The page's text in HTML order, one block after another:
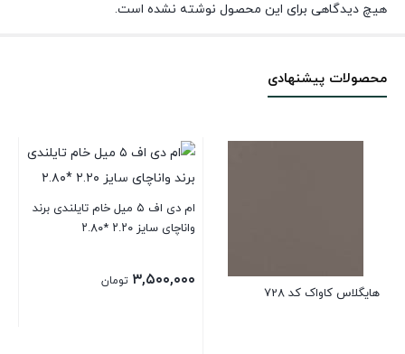
هیچ دیدگاهی برای این محصول نوشته نشده است.
محصولات پیشنهادی
هایگلاس کاواک کد 728
ام دی اف ۵ میل خام تایلندی برند
واناچای سایز ۲.۲۰ *۲.۸۰
۳,۵۰۰,۰۰۰ تومان